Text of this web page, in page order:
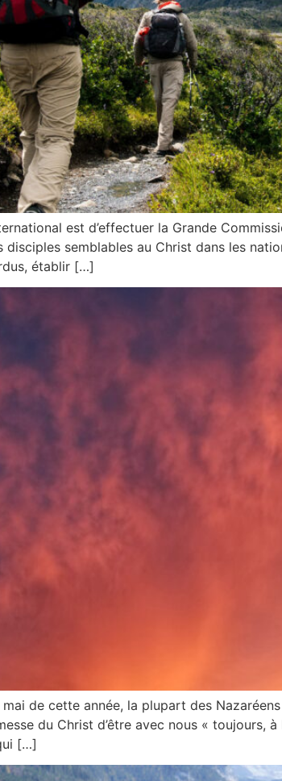
est d’effectuer la Grande
semblables au Christ dans les
établir […]
de cette année, la plupart des
du Christ d’être avec nous « toujours,
[…]